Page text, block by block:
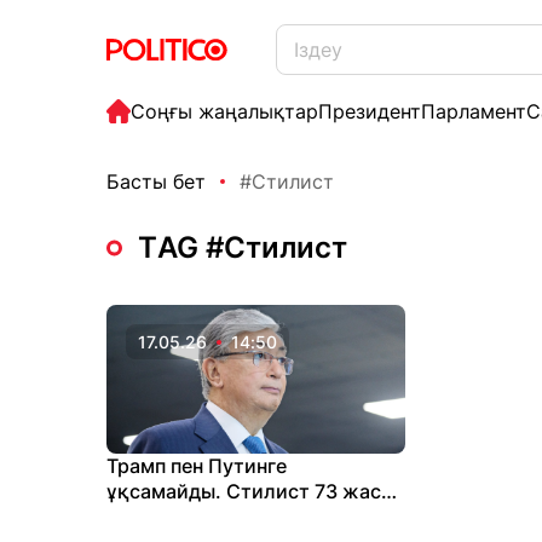
Соңғы жаңалықтарПрезидентПарламент
Басты бет #Стилист
ТAG #Стилист
17.05.26 14:50
Трамп пен Путинге
ұқсамайды. Стилист 73 жасқа